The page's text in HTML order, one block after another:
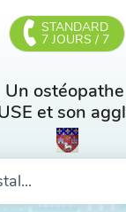
STANDARD
7 JOURS / 7
Un ostéopathe
et son